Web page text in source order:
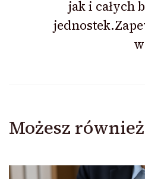
jak i całych
Możesz